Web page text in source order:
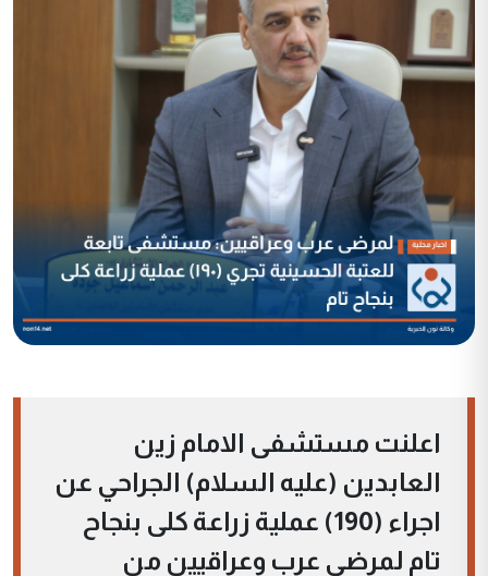
اعلنت مستشفى الامام زين
العابدين (عليه السلام) الجراحي عن
اجراء (190) عملية زراعة كلى بنجاح
تام لمرضى عرب وعراقيين من